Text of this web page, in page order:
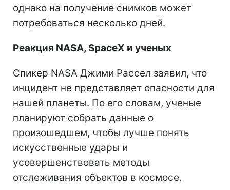
однако на получение снимков может
потребоваться несколько дней.
Реакция NASA, SpaceX и ученых
Спикер NASA Джими Рассел заявил, что
инцидент не представляет опасности для
нашей планеты. По его словам, ученые
планируют собрать данные о
произошедшем, чтобы лучше понять
искусственные удары и
усовершенствовать методы
отслеживания объектов в космосе.